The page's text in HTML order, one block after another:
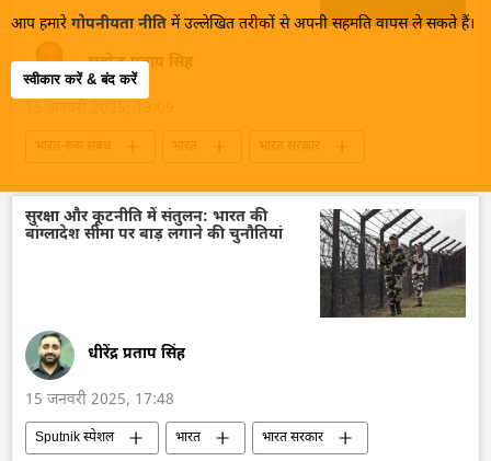
आप हमारे गोपनीयता नीति में उल्लेखित तरीकों से अपनी सहमति वापस ले सकते हैं।
स्वीकार करें & बंद करें
सत्येन्द्र प्रताप सिंह
भारत-रूस संबंध भारत
भारत सरकार
हरित ऊर्जा
बिजली
रोसाटॉम
रूस का विकास
तकनीकी विकास
सुरक्षा और कूटनीति में संतुलन: भारत की
बांग्लादेश सीमा पर बाड़ लगाने की चुनौतियां
धीरेंद्र प्रताप सिंह
15 जनवरी 2025, 17:48
Sputnik स्पेशल भारत
भारत सरकार